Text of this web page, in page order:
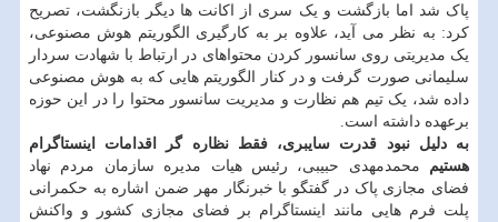
پاک شد اما بازگشت و یک سری از اکانت ها دیگر بازنگشت، تصریح
کرد: به نظر می آید، علاوه بر به کارگیری الگوریتم هوش مصنوعی،
یک مدیریتی روی سانسور کردن محتواهای در ارتباط با شهادت سردار
سلیمانی صورت گرفت و در کنار الگوریتم هایی که به هوش مصنوعی
داده شد، یک تیم هم نظارت و مدیریت سانسور محتوا را در این حوزه
برعهده داشته است.
به دلیل نبود قدرت سایبری، فقط نظاره گر اقدامات اینستاگرام
هستیم محمدمهدی حبیبی، رئیس هیات مدیره سازمان مردم نهاد
فضای مجازی پاک در گفتگو با خبرنگار مهر ضمن اشاره به حکمرانی
پلت فرم هایی مانند اینستاگرام بر فضای مجازی کشور و واکنش